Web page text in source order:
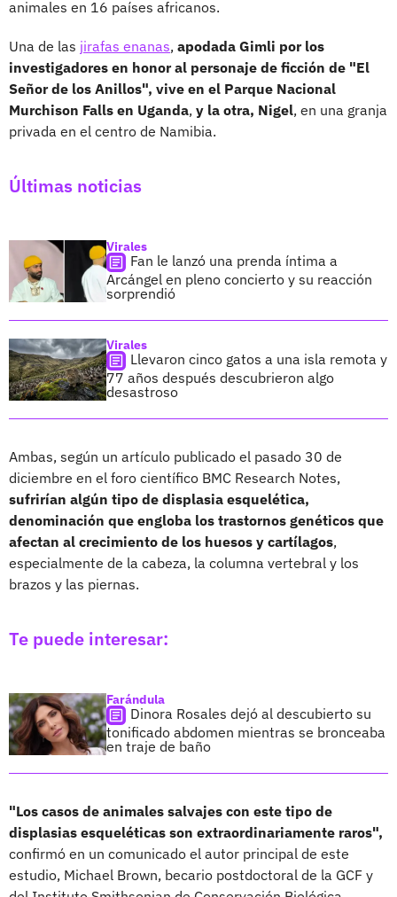
animales en 16 países africanos.
Una de las jirafas enanas, apodada Gimli por los
investigadores en honor al personaje de ficción de "El
Señor de los Anillos", vive en el Parque Nacional
Murchison Falls en Uganda, y la otra, Nigel, en una granja
privada en el centro de Namibia.
Últimas noticias
Virales
Fan le lanzó una prenda íntima a
Arcángel en pleno concierto y su reacción
sorprendió
Virales
Llevaron cinco gatos a una isla remota y
77 años después descubrieron algo
desastroso
Ambas, según un artículo publicado el pasado 30 de
diciembre en el foro científico BMC Research Notes,
sufrirían algún tipo de displasia esquelética,
denominación que engloba los trastornos genéticos que
afectan al crecimiento de los huesos y cartílagos,
especialmente de la cabeza, la columna vertebral y los
brazos y las piernas.
Te puede interesar:
Farándula
Dinora Rosales dejó al descubierto su
tonificado abdomen mientras se bronceaba
en traje de baño
"Los casos de animales salvajes con este tipo de
displasias esqueléticas son extraordinariamente raros",
confirmó en un comunicado el autor principal de este
estudio, Michael Brown, becario postdoctoral de la GCF y